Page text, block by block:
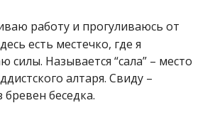
работу и прогуливаюсь от
есть местечко, где я
силы. Называется “сала” – место
алтаря. Свиду –
бревен беседка.